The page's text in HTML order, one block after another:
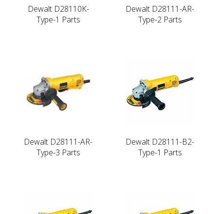
Dewalt D28110K-
Type-1 Parts
Dewalt D28111-AR-
Type-2 Parts
Dewalt D28111-AR-
Type-3 Parts
Dewalt D28111-B2-
Type-1 Parts